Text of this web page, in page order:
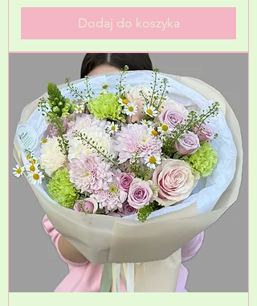
Dodaj do koszyka